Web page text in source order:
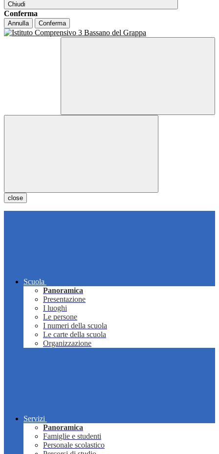
Chiudi
Conferma
Annulla Conferma
close
Scuola
Panoramica
Presentazione
I luoghi
Le persone
I numeri della scuola
Le carte della scuola
Organizzazione
Servizi
Panoramica
Famiglie e studenti
Personale scolastico